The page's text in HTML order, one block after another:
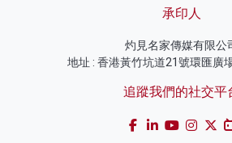
承印人
灼見名家傳媒有限公
地址 : 香港黃竹坑道21號環匯廣
追蹤我們的社交平